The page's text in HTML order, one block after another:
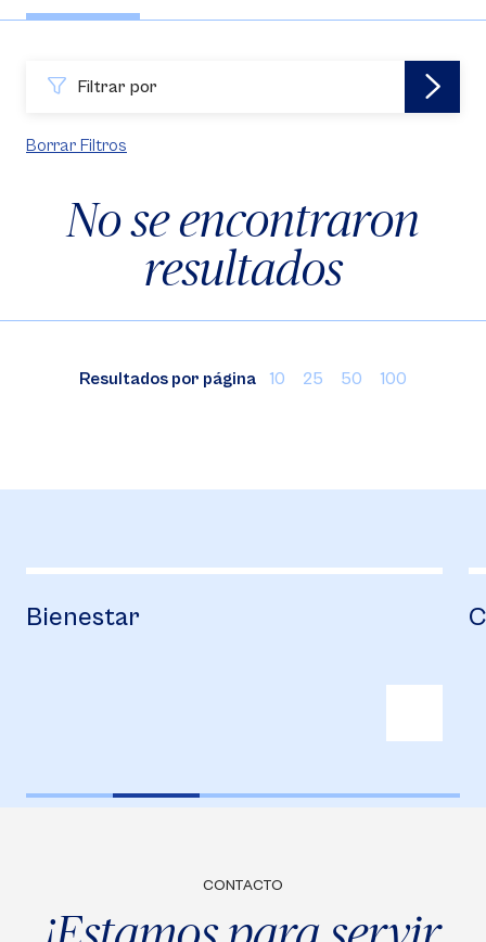
Filtrar por
Borrar Filtros
No se encontraron
resultados
Resultados por página 10 25 50 100
Bienestar
CONTACTO